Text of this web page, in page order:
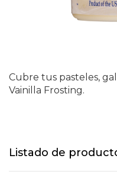
Cubre tus pasteles,
Vainilla Frosting.
Listado de